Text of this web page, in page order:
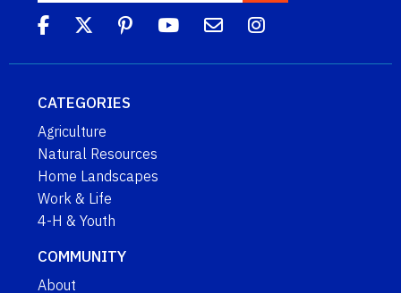
CATEGORIES
Agriculture
Natural Resources
Home Landscapes
Work & Life
4-H & Youth
COMMUNITY
About